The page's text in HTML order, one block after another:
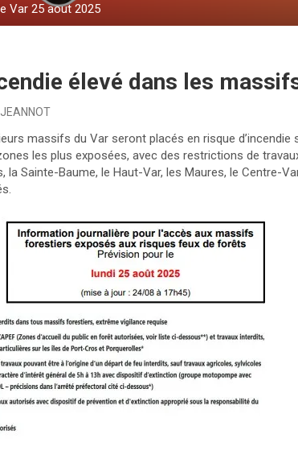
Var 25 aout 2025
élevé dans les
massifs du Var seront placés en risque d’incendie
les plus exposées, avec des restrictions de
la Sainte-Baume, le Haut-Var, les Maures, le Centre-